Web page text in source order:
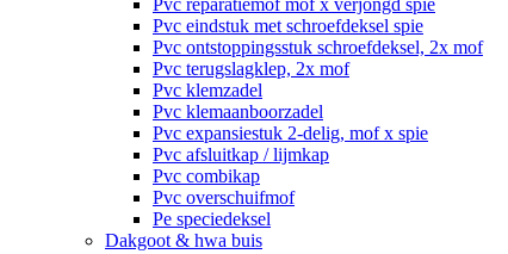
Pvc reparatiemof mof x verjongd spie
Pvc eindstuk met schroefdeksel spie
Pvc ontstoppingsstuk schroefdeksel, 2x mof
Pvc terugslagklep, 2x mof
Pvc klemzadel
Pvc klemaanboorzadel
Pvc expansiestuk 2-delig, mof x spie
Pvc afsluitkap / lijmkap
Pvc combikap
Pvc overschuifmof
Pe speciedeksel
Dakgoot & hwa buis